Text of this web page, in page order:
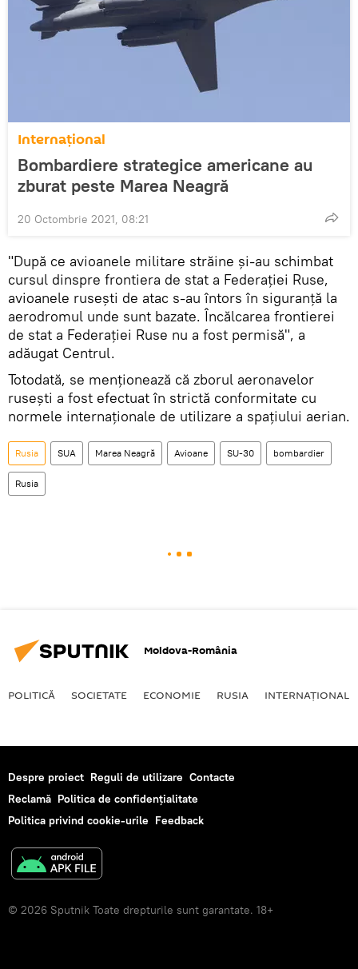
Internaţional
Bombardiere strategice americane au
zburat peste Marea Neagră
20 Octombrie 2021, 08:21
"După ce avioanele militare străine și-au schimbat
cursul dinspre frontiera de stat a Federației Ruse,
avioanele rusești de atac s-au întors în siguranță la
aerodromul unde sunt bazate. Încălcarea frontierei
de stat a Federației Ruse nu a fost permisă", a
adăugat Centrul.
Totodată, se menționează că zborul aeronavelor
rusești a fost efectuat în strictă conformitate cu
normele internaționale de utilizare a spațiului aerian.
Rusia SUA Marea Neagră Avioane SU-30 bombardier
Rusia
Moldova-România
POLITICĂ SOCIETATE ECONOMIE RUSIA INTERNAŢIONAL
Despre proiect Reguli de utilizare Contacte
Reclamă Politica de confidențialitate
Politica privind cookie-urile Feedback
© 2026 Sputnik Toate drepturile sunt garantate. 18+